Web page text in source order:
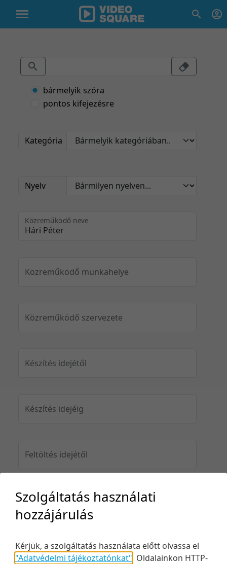
bármelyik szóra
pontos kifejezésre
Kategória
Nyelv
Közreműködő neve
Közreműködő munkahelye
Közreműködő szervezete
Készítés idejétől
Készítés idejéig
Feltöltés idejétől
Feltöltés idejéig
Keresés
Szolgáltatás használati
hozzájárulás
Kérjük, a szolgáltatás használata előtt olvassa el
"Adatvédelmi tájékoztatónkat" Oldalainkon HTTP-